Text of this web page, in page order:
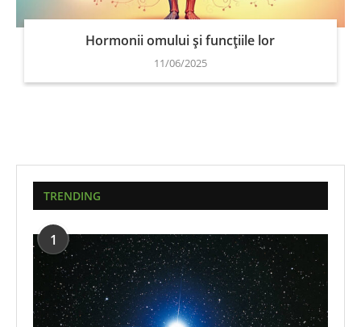
Hormonii omului și funcțiile lor
11/06/2025
TRENDING
1